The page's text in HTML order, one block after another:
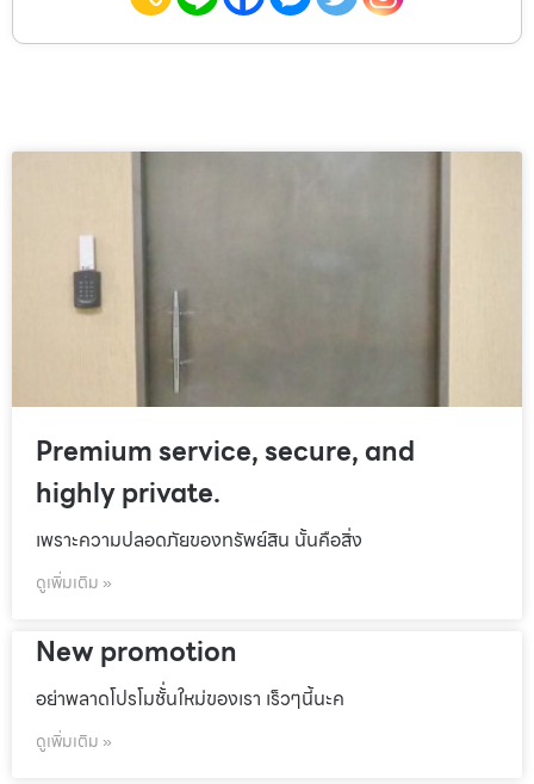
Premium service, secure, and
highly private.
เพราะความปลอดภัยของทรัพย์สิน นั้นคือสิ่ง
ดูเพิ่มเติม »
New promotion
อย่าพลาดโปรโมชั้่นใหม่ของเรา เร็วๆนี้นะค
ดูเพิ่มเติม »